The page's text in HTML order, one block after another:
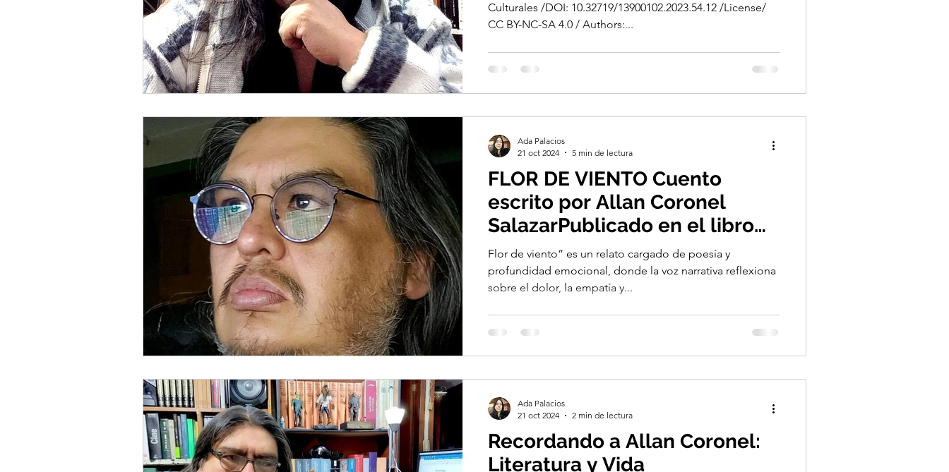
Culturales /DOI: 10.32719/13900102.2023.54.12 /License/
CC BY-NC-SA 4.0 / Authors:...
FLOR DE VIENTO Cuento
escrito por Allan Coronel
SalazarPublicado en el libro
“Un poco para no morir”.
Escrito entre México y
Ecuador, octubre y noviembre
de 2019.
Flor de viento” es un relato cargado de poesía y
profundidad emocional, donde la voz narrativa reflexiona
sobre el dolor, la empatía y...
Ada Palacios
21 oct 2024
5 min de lectura
Recordando a Allan Coronel:
Literatura y Vida
Ada Palacios
21 oct 2024
2 min de lectura